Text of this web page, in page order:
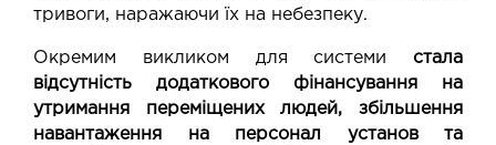
тривоги, наражаючи їх на небезпеку.
Окремим викликом для системи стала
відсутність додаткового фінансування на
утримання переміщених людей, збільшення
навантаження на персонал установ та